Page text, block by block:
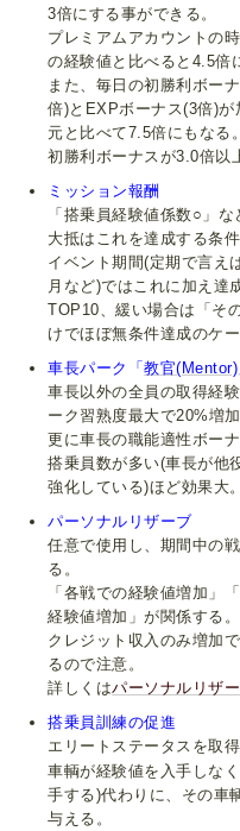
3倍にする事ができる。
プレミアムアカウントの
の経験値と比べると4.5倍
また、毎日の初勝利ボー
倍)とEXPボーナス(3倍)が
元と比べて7.5倍にもなる。
初勝利ボーナスが3.0倍以
ミッション報酬
「搭乗員経験値係数○」な
大抵はこれを達成する条
イベント期間(定期で言え
月など)ではこれに加え達
TOP10、緩い場合は「そ
けでほぼ無条件達成のケー
車長パーク「教官(Mentor)
車長以外の全員の取得経
ーク習熟度最大で20%増加
更に車長の職能適性ボー
搭乗員数が多い(車長が他
強化している)ほど効果大。
パーソナルリザーブ
任意で使用し、期間中の
る。
「各戦での経験値増加」
経験値増加」が関係する。
クレジット収入のみ増加
るので注意。
詳しくはパーソナルリザ
搭乗員訓練の促進
エリートステータスを取
車輌が経験値を入手しな
手する)代わりに、その車
与える。